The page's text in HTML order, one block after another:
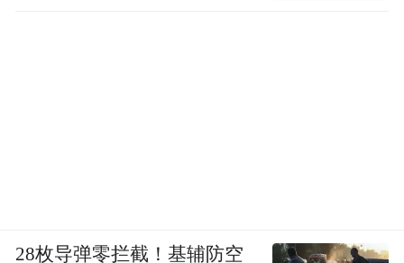
28枚导弹零拦截！基辅防空